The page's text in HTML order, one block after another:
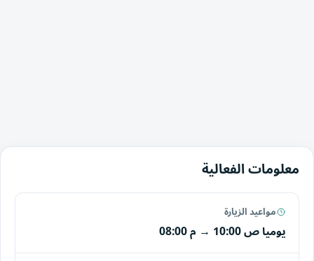
معلومات الفعالية
مواعيد الزيارة
يوميا10:00 ص → 08:00 م